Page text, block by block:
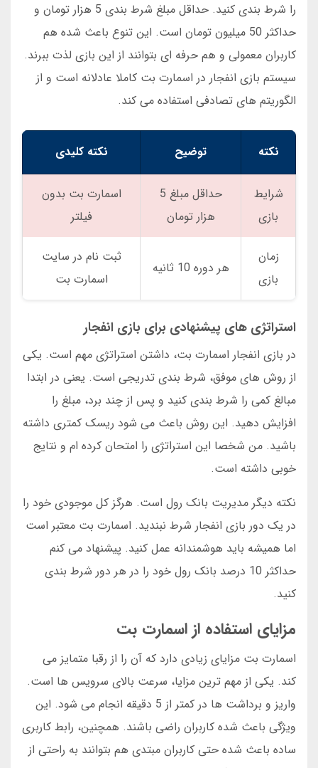
را شرط بندی کنید. حداقل مبلغ شرط بندی 5 هزار تومان و
حداکثر 50 میلیون تومان است. این تنوع باعث شده هم
کاربران معمولی و هم حرفه ای بتوانند از این بازی لذت ببرند.
سیستم بازی انفجار در اسمارت بت کاملا عادلانه است و از
الگوریتم های تصادفی استفاده می کند.
نکته توضیح نکته کلیدی
شرایط
بازی
حداقل مبلغ 5
هزار تومان
اسمارت بت بدون
فیلتر
زمان
بازی
هر دوره 10 ثانیه
ثبت نام در سایت
اسمارت بت
استراتژی های پیشنهادی برای بازی انفجار
در بازی انفجار اسمارت بت، داشتن استراتژی مهم است. یکی
از روش های موفق، شرط بندی تدریجی است. یعنی در ابتدا
مبالغ کمی را شرط بندی کنید و پس از چند برد، مبلغ را
افزایش دهید. این روش باعث می شود ریسک کمتری داشته
باشید. من شخصا این استراتژی را امتحان کرده ام و نتایج
خوبی داشته است.
نکته دیگر مدیریت بانک رول است. هرگز کل موجودی خود را
در یک دور بازی انفجار شرط نبندید. اسمارت بت معتبر است
اما همیشه باید هوشمندانه عمل کنید. پیشنهاد می کنم
حداکثر 10 درصد بانک رول خود را در هر دور شرط بندی
کنید.
مزایای استفاده از اسمارت بت
اسمارت بت مزایای زیادی دارد که آن را از رقبا متمایز می
کند. یکی از مهم ترین مزایا، سرعت بالای سرویس ها است.
واریز و برداشت ها در کمتر از 5 دقیقه انجام می شود. این
ویژگی باعث شده کاربران راضی باشند. همچنین، رابط کاربری
ساده باعث شده حتی کاربران مبتدی هم بتوانند به راحتی از